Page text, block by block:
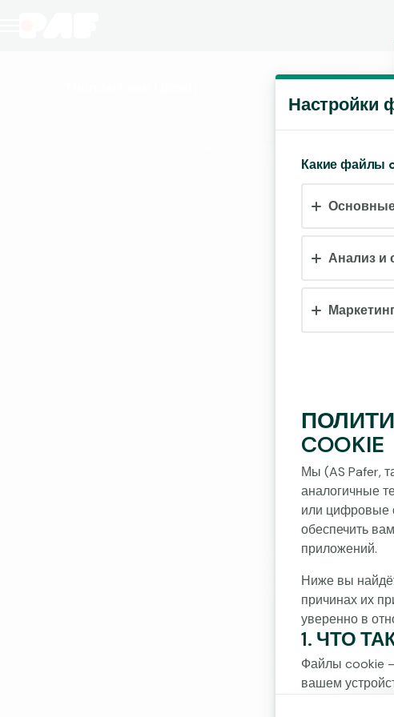
Настройки
Какие файлы
Анализ и
COOKIE
Мы (AS Pafer,
аналогичные
или цифровые
обеспечить
приложений.
Ниже вы
причинах их
уверенно в
1. ЧТО
Файлы cookie
вашем
планшете)